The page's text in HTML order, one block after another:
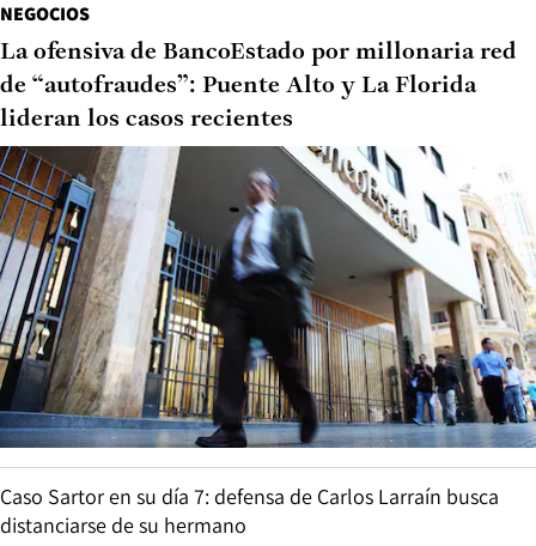
NEGOCIOS
La ofensiva de BancoEstado por millonaria red
de “autofraudes”: Puente Alto y La Florida
lideran los casos recientes
Caso Sartor en su día 7: defensa de Carlos Larraín busca
distanciarse de su hermano